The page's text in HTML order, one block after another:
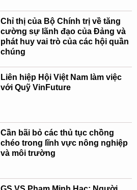
Chỉ thị của Bộ Chính trị về tăng
cường sự lãnh đạo của Đảng và
phát huy vai trò của các hội quần
chúng
Liên hiệp Hội Việt Nam làm việc
với Quỹ VinFuture
Cần bãi bỏ các thủ tục chồng
chéo trong lĩnh vực nông nghiệp
và môi trường